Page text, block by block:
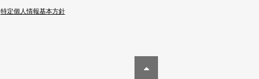
特定個人情報基本方針